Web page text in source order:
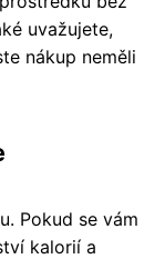
uvažujete,
nákup neměli
Pokud se vám
kalorií a